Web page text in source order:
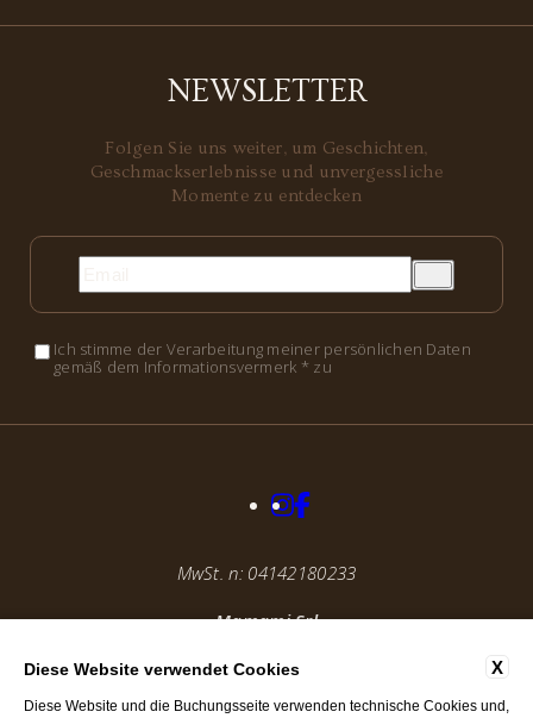
NEWSLETTER
Folgen Sie uns weiter, um Geschichten,
Geschmackserlebnisse und unvergessliche
Momente zu entdecken
Ich stimme der Verarbeitung meiner persönlichen Daten
gemäß dem Informationsvermerk * zu
Mamami Srl
MwSt. n: 04142180233
@ 2025, By Blastness X
Diese Website verwendet Cookies
Diese Website und die Buchungsseite verwenden technische Cookies und,